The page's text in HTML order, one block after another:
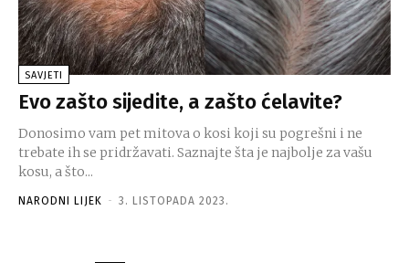
SAVJETI
Evo zašto sijedite, a zašto ćelavite?
Donosimo vam pet mitova o kosi koji su pogrešni i ne
trebate ih se pridržavati. Saznajte šta je najbolje za vašu
kosu, a što...
NARODNI LIJEK - 3. LISTOPADA 2023.